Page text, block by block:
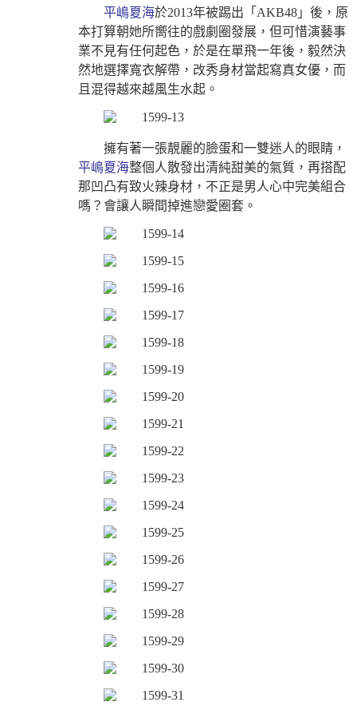
平嶋夏海於2013年被踢出「AKB48」後，原
本打算朝她所嚮往的戲劇圈發展，但可惜演藝事
業不見有任何起色，於是在單飛一年後，毅然決
然地選擇寬衣解帶，改秀身材當起寫真女優，而
且混得越來越風生水起。
擁有著一張靚麗的臉蛋和一雙迷人的眼睛，
平嶋夏海整個人散發出清純甜美的氣質，再搭配
那凹凸有致火辣身材，不正是男人心中完美組合
嗎？會讓人瞬間掉進戀愛圈套。